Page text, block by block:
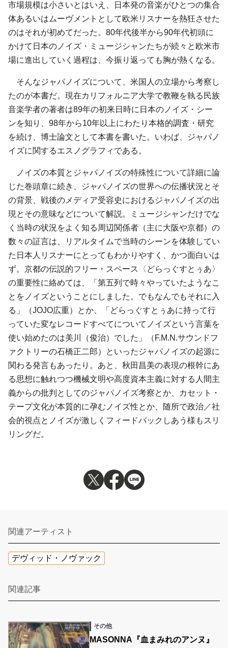
市場規模は小さいとはいえ、日本発の音楽がひとつの集合
体あるいはムーヴメントとして欧米リスナーを熱狂させた
のはそれが初めてだった。80年代後半から90年代初頭に
かけて日本のノイズ・ミュージシャンたちが続々と欧米市
場に進出していく過程は、今振り返っても胸が熱くなる。
そんなジャパノイズについて、米国人の立場から考察し
たのが本書だ。現在カリフォルニア大学で教鞭を執る民族
音楽学者の著者は89年の初来日時に日本のノイズ・シー
ンを知り、98年から10年以上にわたり本格的調査・研究
を続け、博士論文として本書を書いた。いわば、ジャパノ
イズに関するエスノグラフィである。
ノイズの本質とジャパノイズの特殊性について詳細に論
じた巻頭章に続き、ジャパノイズの世界への伝播状況とそ
の背景、戦後のメディア受容史におけるジャパノイズの出
現とその意味などについて解説。ミュージシャンだけでな
く当時の状況をよく知る周辺関係者（主に大阪や京都）の
数々の証言は、リアルタイムで当時のシーンを体験してい
た日本人リスナーにとってもわかりやすく、かつ面白いは
ず。京都の伝説的フリー・スペース〈どらっぐすとぅあ〉
の重要性に絡めては、「第五列で時々やっていたようなこ
とをノイズということにしました。でもなんでもそれに入
る」（JOJO広重）とか、「どらっぐすとぅあに持って行
っていた変なレコードすべてについてノイズという言葉を
使い始めたのは美川（俊治）でした」（F.M.N.サウンドフ
ァクトリーの石橋正二郎）といったジャパノイズの起源に
関わる発言もあったり。あと、秋田昌美の表現の根幹にあ
る思想に触れつつ機械文明や高度資本主義に対する人間主
義からの批判としてのジャパノイズ考察とか、カセット・
テープ文化が本質的に孕むノイズ性とか、随所で政治／社
会的視点とノイズが激しくフィードバックしあう様もスリ
リングだ。
関連アーティスト
デヴィッド・ノヴァック
関連記事
その他
MASONNA『血まみれのアンヌ』